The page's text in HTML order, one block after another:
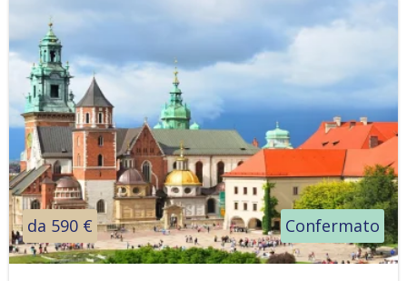
da 590 € Confermato